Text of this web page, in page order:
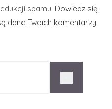
spamu. Dowiedz się,
dane Twoich komentarzy.